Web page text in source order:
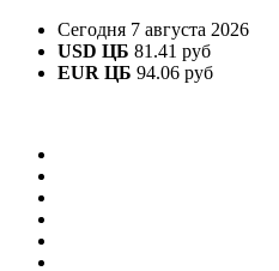
Сегодня 7 августа 2026
USD ЦБ 81.41 руб
EUR ЦБ 94.06 руб